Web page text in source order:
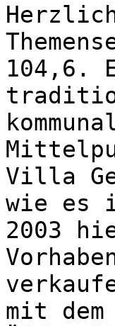
104,6.
Villa
wie es
2003
mit